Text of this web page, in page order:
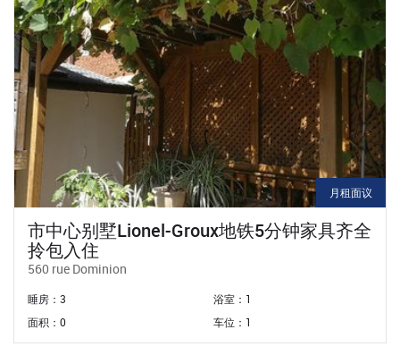
月租面议
市中心别墅Lionel-Groux地铁5分钟家具齐全
拎包入住
560 rue Dominion
睡房：3
浴室：1
面积：0
车位：1